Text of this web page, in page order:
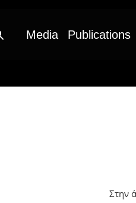
Media Publications
Στην